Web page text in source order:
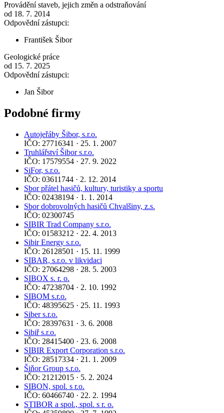
Provádění staveb, jejich změn a odstraňování
od 18. 7. 2014
Odpovědní zástupci:
František Šibor
Geologické práce
od 15. 7. 2025
Odpovědní zástupci:
Jan Šibor
Podobné firmy
Autojeřáby Šibor, s.r.o.
IČO: 27716341 · 25. 1. 2007
Truhlářství Šibor s.r.o.
IČO: 17579554 · 27. 9. 2022
SiFor, s.r.o.
IČO: 03611744 · 2. 12. 2014
Sbor přátel hasičů, kultury, turistiky a sportu
IČO: 02438194 · 1. 1. 2014
Sbor dobrovolných hasičů Chvalšiny, z.s.
IČO: 02300745
SIBIR Trad Company s.r.o.
IČO: 01583212 · 22. 4. 2013
Sibir Energy s.r.o.
IČO: 26128501 · 15. 11. 1999
SIBAR, s.r.o. v likvidaci
IČO: 27064298 · 28. 5. 2003
SIBOX s. r. o.
IČO: 47238704 · 2. 10. 1992
SIBOM s.r.o.
IČO: 48395625 · 25. 11. 1993
Siber s.r.o.
IČO: 28397631 · 3. 6. 2008
Sibiř s.r.o.
IČO: 28415400 · 23. 6. 2008
SIBIR Export Corporation s.r.o.
IČO: 28517334 · 21. 1. 2009
Šiňor Group s.r.o.
IČO: 21212015 · 5. 2. 2024
SIBON, spol. s r.o.
IČO: 60466740 · 22. 2. 1994
STIBOR a spol., spol. s r. o.